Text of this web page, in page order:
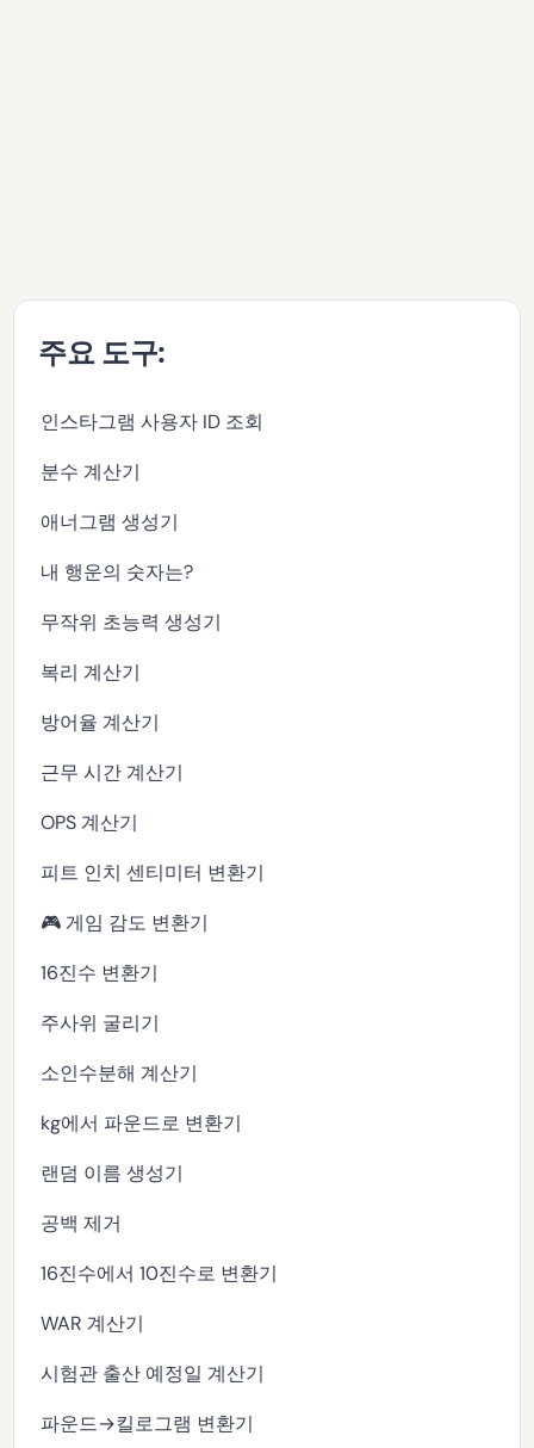
주요 도구:
인스타그램 사용자 ID 조회
분수 계산기
애너그램 생성기
내 행운의 숫자는?
무작위 초능력 생성기
복리 계산기
방어율 계산기
근무 시간 계산기
OPS 계산기
피트 인치 센티미터 변환기
🎮 게임 감도 변환기
16진수 변환기
주사위 굴리기
소인수분해 계산기
kg에서 파운드로 변환기
랜덤 이름 생성기
공백 제거
16진수에서 10진수로 변환기
WAR 계산기
시험관 출산 예정일 계산기
파운드→킬로그램 변환기